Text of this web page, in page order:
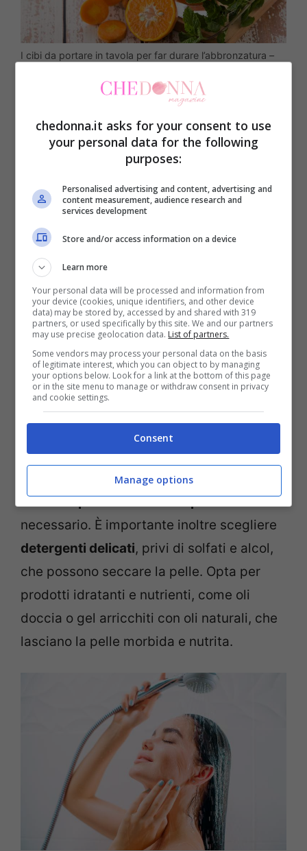
I cibi da portare in tavola per far durare l’abbronzatura –
Gli acidi grassi essenziali, presenti in noci,
semi di lino, pesce e avocado,
contribuiscono a mantenere l’idratazione
della pelle, prolungando la durata
dell’abbronzatura. Integrare nella propria
dieta una buona dose di antiossidanti,
come quelli presenti nei frutti di bosco,
aiuta inoltre a proteggere la pelle dai danni
causati dai radicali liberi, preservando la
salute e la bellezza dell’abbronzatura.
Evita bagni caldi e prodotti
aggressivi
L’acqua calda può contribuire alla perdita
di idratazione della pelle, accelerando il
processo di desquamazione.
docce tiepideelimita il tempoallo stretto
necessario. È importante inoltre scegliere
detergenti delicati, privi di solfati e alcol,
che possono seccare la pelle. Opta per
prodotti idratanti e nutrienti, come oli
doccia o gel arricchiti con oli naturali, che
lasciano la pelle morbida e nutrita.
chedonna.it asks for your consent to use
your personal data for the following
purposes:
Personalised advertising and content, advertising and
content measurement, audience research and
services development
Store and/or access information on a device
Learn more
Your personal data will be processed and information from
your device (cookies, unique identifiers, and other device
data) may be stored by, accessed by and shared with 319
partners, or used specifically by this site. We and our partners
may use precise geolocation data. List of partners.
Some vendors may process your personal data on the basis
of legitimate interest, which you can object to by managing
your options below. Look for a link at the bottom of this page
or in the site menu to manage or withdraw consent in privacy
and cookie settings.
Consent
Manage options